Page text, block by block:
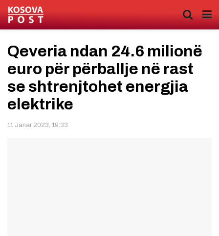
Qeveria ndan 24.6 milionë
euro për përballje në rast
se shtrenjtohet energjia
elektrike
11 Janar 2023, 19:33